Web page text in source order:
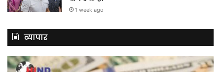
1 week ago
व्यापार